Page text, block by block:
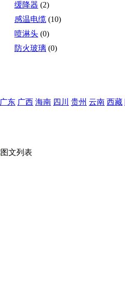
缓降器 (2)
感温电缆 (10)
喷淋头 (0)
防火玻璃 (0)
广东 广西 海南 四川 贵州 云南 西藏